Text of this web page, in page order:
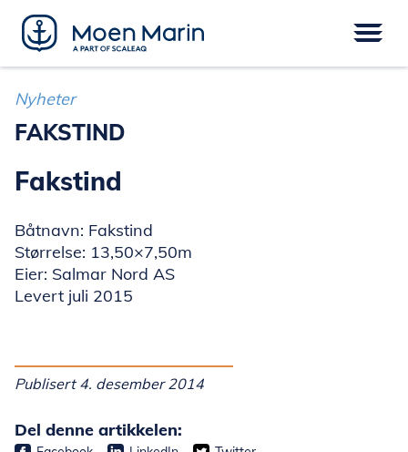
Skip
content
Nyheter
FAKSTIND
Fakstind
Båtnavn: Fakstind
Størrelse: 13,50×7,50m
Eier: Salmar Nord AS
Levert juli 2015
Publisert 4. desember 2014
Del denne artikkelen: